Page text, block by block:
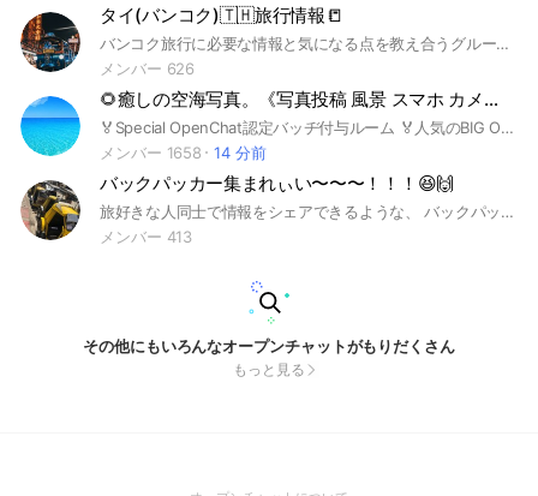
への批判、ネガティブな発言は自粛願います ・自己顕示的な
投稿、自分の事ばかりの投稿はお控え下さい ・話題提供は旅
関連の話にして下さい ・会話に参加してない人の事も考えて
投稿しましょう(新規参加者など会話に入れるように) 下記、禁
止行為を発見した場合、強制退出の対象となります。 ■禁止
事項 ・特定個人に対する、誹謗中傷はNG ・個人情報の投稿は
NG 住所、電話番号、LINE ID、ブログ、SNS、URL SNSはtwi
tter, Instagram, facebookなど全てNG ・相手に執拗に個人情
報を聞く行為はNG ・実際に会う約束をする(オフ会等) ・スタ
ンプ連続投稿、出会い目的の投稿、わいせつな内容を含む投
稿、その他迷惑行為はNG ・犯罪行為や不適切な内容について
の投稿 ・一人での大量な連続投稿、私物化 ・非公式サイト、
個人ページなど不用意なURL貼り付け、youtube等の宣伝が含
室後、許可無しで他のオプチャを誘導 ・他オプチャの話 ・デ
マや不確定情報の拡散
タイ(バンコク)🇹🇭旅行情報📒
バンコク旅行に必要な情報と気になる点を教え合うグループにしたいなと思ってます！ぜひ参加してください😄 🙅‍♀️❌🙅‍♂️エロ系、グロ系の投稿は見つけ次第削除または退会と致します。見つけられた方は管理人宛にメンションいただければ順次対応致します。
メンバー 626
🌻癒しの空海写真。《写真投稿 風景 スマホ カメラ AI》
🏅Special OpenChat認定バッヂ付与ルーム 🏅人気のBIG OpenChat認定 空海の風景を投稿する癒し空間。 自分で撮影した写真で癒しの空色に染めて下さい。 🌅空・海オプ最大規模・参加メンバー数No.❶コミュ。 【 空乃日々*運営コミュニティ 】 🏅Special Open Chat認定バッチ❸部屋取得 🏆LINE OpenChatAward受賞!! 🏅ポジティブな独り言。(癒し解放) 🏅ポジティブな独り言。(癒し解放) 🏅癒しの空海写真。 🏅癒しの四季写真。 モノクローム写真。(モノクロの世界) 紙ﾋｺｰｷの伝言(写真詩) 🌻空乃日々*オプチャサポートルーム #スペシャルオープンチャット #LINEOpenChatAward #Award #アワード #受賞 #スマホ #カメラ #Canon #SONY #Nikon #一眼レフ #ミラーレス #クリスマス #イースター #初心者 #プロ #セミプロ #写真投稿 #風景 #癒し #自然 #写真 #夜景 #景色 #空 #海 #雨 #雪 #朝日 #夕日 #満月 #月 #流星群 #夜空 #砂浜 #海中 #AI #AI画像 AIイラスト #ポートレート #ストレス #癒されたい #オプチャ #スタンプ #LINEスタンプ #配信 #配信者 #ライブトーク ♛ 2020年12月19日 開設 ♛ 管理者の許可なく説明文を無断で転載･転用･コピー･スクショ･編集･改編等の二次利用を固く禁じます Copyright ©2020空乃日々*
メンバー 1658
14 分前
バックパッカー集まれぃい〜〜〜！！！😆🙌
旅好きな人同士で情報をシェアできるような、 バックパッカーの情報交換の場としましょう！！！😊
メンバー 413
その他にもいろんなオープンチャットがもりだくさん
もっと見る